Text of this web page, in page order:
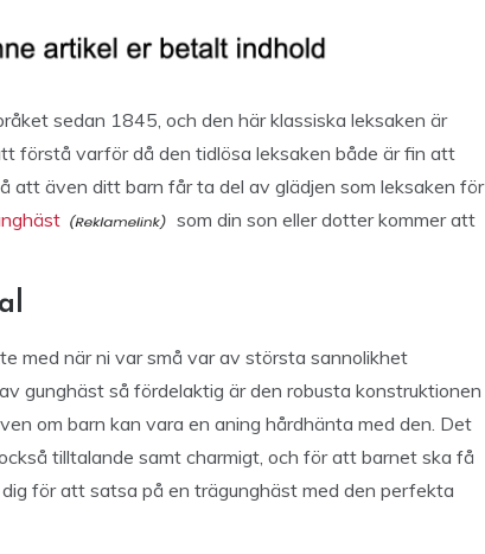
sedan 1845, och den här klassiska leksaken är
förstå varför då den tidlösa leksaken både är fin att
att även ditt barn får ta del av glädjen som leksaken för
som din son eller dotter kommer att
med när ni var små var av största sannolikhet
gunghäst så fördelaktig är den robusta konstruktionen
om barn kan vara en aning hårdhänta med den. Det
tilltalande samt charmigt, och för att barnet ska få
för att satsa på en trägunghäst med den perfekta